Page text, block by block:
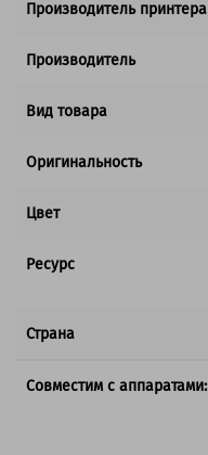
Производитель принтера
Производитель
Вид товара
Оригинальность
Цвет
Ресурс
Страна
Совместим с аппаратами: